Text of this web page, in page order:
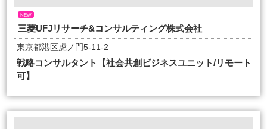
NEW
三菱UFJリサーチ&コンサルティング株式会社
東京都港区虎ノ門5-11-2
戦略コンサルタント【社会共創ビジネスユニット/リモート
可】